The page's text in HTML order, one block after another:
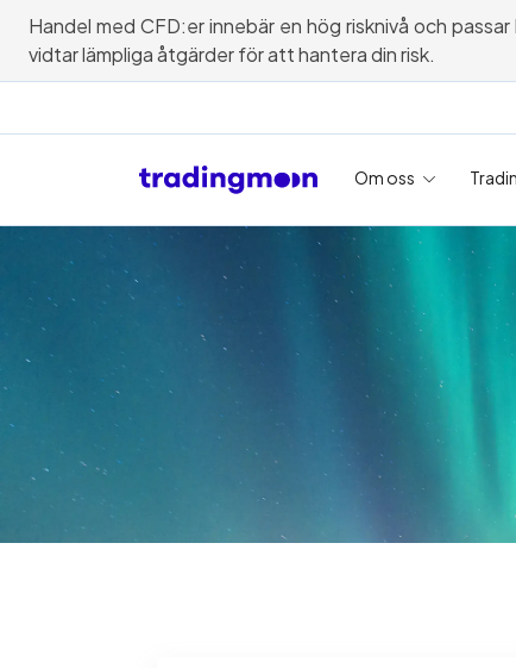
Handel med CFD:er innebär en hög risknivå och
vidtar lämpliga åtgärder för att hantera din risk.
Om oss